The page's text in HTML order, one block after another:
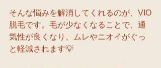
そんな悩みを解消してくれるのが、VIO
脱毛です。毛が少なくなることで、通
気性が良くなり、ムレやニオイがぐっ
と軽減されます💡